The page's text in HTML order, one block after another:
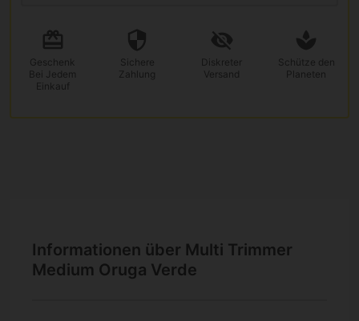
Geschenk
Bei Jedem
Einkauf
Sichere
Zahlung
Diskreter
Versand
Schütze den
Planeten
Informationen über Multi Trimmer
Medium Oruga Verde